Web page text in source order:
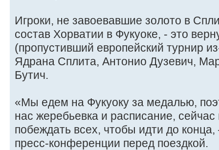
Игроки, не завоевавшие золото в
состав Хорватии в Фукуоке, - это
(пропустивший европейский турнир
Ядрана Сплита, Антонио Дузевич,
Бутич.
«Мы едем на Фукуоку за медалью,
нас жеребьевка и расписание,
побеждать всех, чтобы идти до
пресс-конференции перед поездкой.